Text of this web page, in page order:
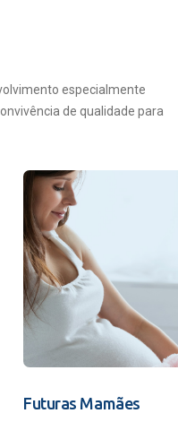
especialmente
de qualidade para
Futuras Mamães